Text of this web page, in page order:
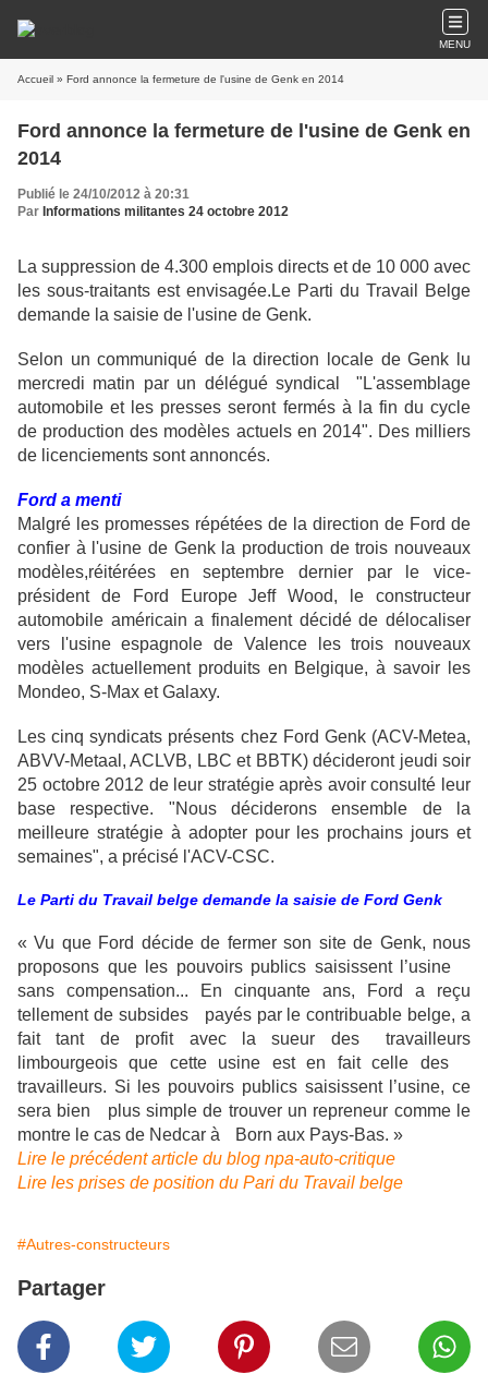
MENU
Accueil » Ford annonce la fermeture de l'usine de Genk en 2014
Ford annonce la fermeture de l'usine de Genk en
2014
Publié le 24/10/2012 à 20:31
Par Informations militantes 24 octobre 2012
La suppression de 4.300 emplois directs et de 10 000 avec
les sous-traitants est envisagée.Le Parti du Travail Belge
demande la saisie de l'usine de Genk.
Selon un communiqué de la direction locale de Genk lu
mercredi matin par un délégué syndical "L'assemblage
automobile et les presses seront fermés à la fin du cycle
de production des modèles actuels en 2014". Des milliers
de licenciements sont annoncés.
Ford a menti
Malgré les promesses répétées de la direction de Ford de
confier à l'usine de Genk la production de trois nouveaux
modèles,réitérées en septembre dernier par le vice-
président de Ford Europe Jeff Wood, le constructeur
automobile américain a finalement décidé de délocaliser
vers l'usine espagnole de Valence les trois nouveaux
modèles actuellement produits en Belgique, à savoir les
Mondeo, S-Max et Galaxy.
Les cinq syndicats présents chez Ford Genk (ACV-Metea,
ABVV-Metaal, ACLVB, LBC et BBTK) décideront jeudi soir
25 octobre 2012 de leur stratégie après avoir consulté leur
base respective. "Nous déciderons ensemble de la
meilleure stratégie à adopter pour les prochains jours et
semaines", a précisé l'ACV-CSC.
Le Parti du Travail belge demande la saisie de Ford Genk
« Vu que Ford décide de fermer son site de Genk, nous
proposons que les pouvoirs publics saisissent l’usine
sans compensation... En cinquante ans, Ford a reçu
tellement de subsides payés par le contribuable belge, a
fait tant de profit avec la sueur des travailleurs
limbourgeois que cette usine est en fait celle des
travailleurs. Si les pouvoirs publics saisissent l’usine, ce
sera bien plus simple de trouver un repreneur comme le
montre le cas de Nedcar à Born aux Pays-Bas. »
Lire le précédent article du blog npa-auto-critique
Lire les prises de position du Pari du Travail belge
#Autres-constructeurs
Partager